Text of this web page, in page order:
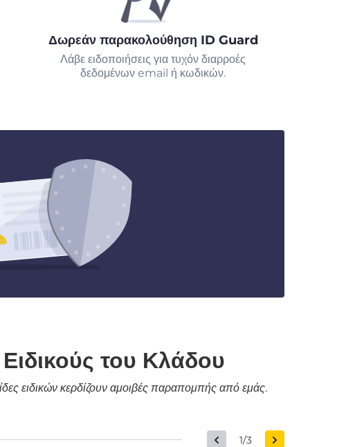
Δωρεάν παρακολούθηση ID Guard
Λάβε ειδοποιήσεις για τυχόν διαρροές
δεδομένων email ή κωδικών.
του Κλάδου
ειδικών κερδίζουν αμοιβές παραπομπής από εμάς.
1/3